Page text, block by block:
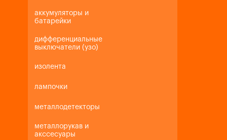
аккумуляторы и
батарейки
дифференциальные
выключатели (узо)
изолента
лампочки
металлодетекторы
металлорукав и
акссесуары